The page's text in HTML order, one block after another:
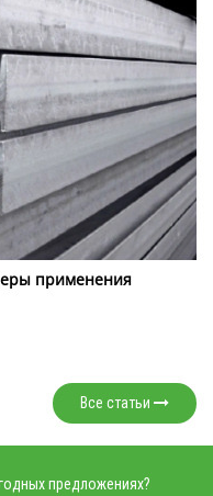
применения
Все статьи
предложениях?